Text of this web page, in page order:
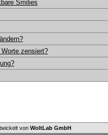
Smilies
zensiert?
von WoltLab GmbH